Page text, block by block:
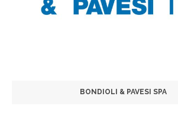
BONDIOLI & PAVESI SPA